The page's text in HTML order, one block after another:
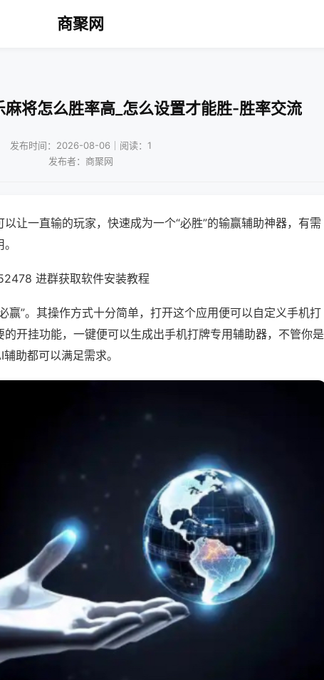
商聚网
将怎么胜率高_怎么设置才能胜-胜率交流
发布时间：2026-08-06｜阅读：1
发布者：商聚网
让一直输的玩家，快速成为一个“必胜”的输赢辅助神器，有需
进群获取软件安装教程
赢”。其操作方式十分简单，打开这个应用便可以自定义手机打
开挂功能，一键便可以生成出手机打牌专用辅助器，不管你是
助都可以满足需求。